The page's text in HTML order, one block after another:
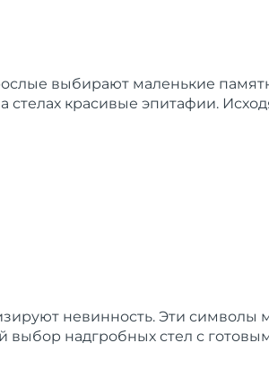
выбирают маленькие
красивые эпитафии.
невинность. Эти символы
выбор надгробных стел с